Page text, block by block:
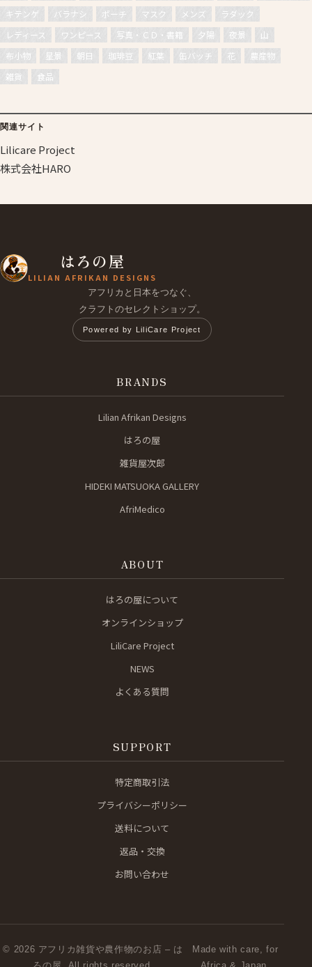
キテンゲ バラナシ ポーチ マスク メンズ
ラダック
レディース
ワンピース 写真・ＣＤ・書籍 夕陽 夜景
山
布小物
星景 朝日 珈琲豆 紅葉 缶バッチ 花
農産物
雑貨
食品
関連サイト
Lilicare Project
株式会社HARO
はろの屋
LILIAN AFRIKAN DESIGNS
アフリカと日本をつなぐ、
クラフトのセレクトショップ。
Powered by LiliCare Project
BRANDS
Lilian Afrikan Designs
はろの屋
雑貨屋次郎
HIDEKI MATSUOKA GALLERY
AfriMedico
ABOUT
はろの屋について
オンラインショップ
LiliCare Project
NEWS
よくある質問
SUPPORT
特定商取引法
プライバシーポリシー
送料について
返品・交換
お問い合わせ
© 2026 アフリカ雑貨や農作物のお店 – は
ろの屋. All rights reserved.
Made with care, for
Africa & Japan.